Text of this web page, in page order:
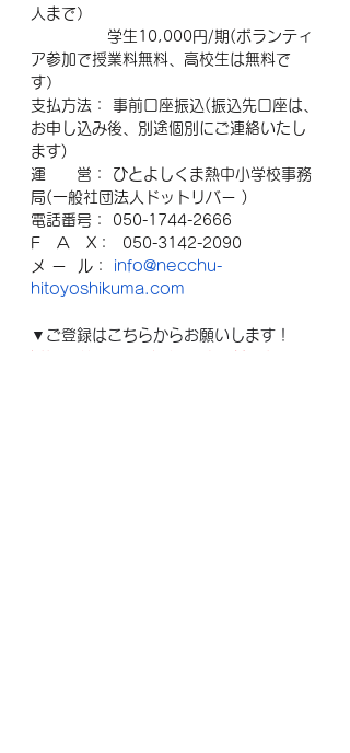
人まで）
学生10,000円/期(ボランティ
ア参加で授業料無料、高校生は無料で
す）
支払方法： 事前口座振込(振込先口座は、
お申し込み後、別途個別にご連絡いたし
ます)
運　　営： ひとよしくま熱中小学校事務
局(一般社団法人ドットリバー )
電話番号： 050-1744-2666
F   A   X：  050-3142-2090
メ ー  ル： info@necchu-
hitoyoshikuma.com
▼ご登録はこちらからお願いします！